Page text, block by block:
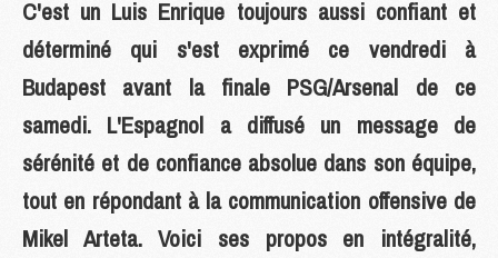
C'est un Luis Enrique toujours aussi confiant et
déterminé qui s'est exprimé ce vendredi à
Budapest avant la finale PSG/Arsenal de ce
samedi. L'Espagnol a diffusé un message de
sérénité et de confiance absolue dans son équipe,
tout en répondant à la communication offensive de
Mikel Arteta. Voici ses propos en intégralité,